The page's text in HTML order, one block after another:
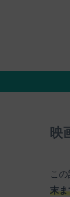
映
この
末ま